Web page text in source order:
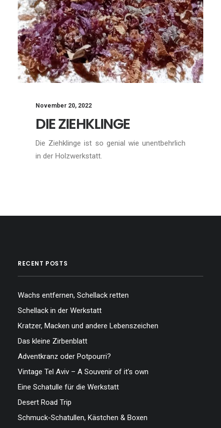
November 20, 2022
DIE ZIEHKLINGE
Die Ziehklinge ist so genial wie unentbehrlich
in der Holzwerkstatt.
RECENT POSTS
Wachs entfernen, Schellack retten
Schellack in der Werkstatt
Kratzer, Macken und andere Lebenszeichen
Das kleine Zirbenblatt
Adventkranz oder Potpourri?
Vintage Tel Aviv – A Souvenir of it’s own
Eine Schatulle für die Werkstatt
Desert Road Trip
Schmuck-Schatullen, Kästchen & Boxen